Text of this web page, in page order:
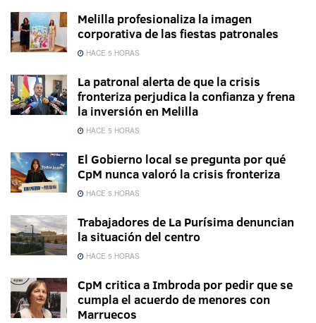
Melilla profesionaliza la imagen
corporativa de las fiestas patronales
HACE 5 HORAS
La patronal alerta de que la crisis
fronteriza perjudica la confianza y frena
la inversión en Melilla
HACE 5 HORAS
El Gobierno local se pregunta por qué
CpM nunca valoró la crisis fronteriza
HACE 5 HORAS
Trabajadores de La Purísima denuncian
la situación del centro
HACE 5 HORAS
CpM critica a Imbroda por pedir que se
cumpla el acuerdo de menores con
Marruecos